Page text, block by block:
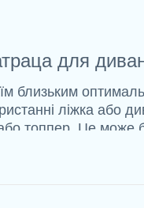
для
близьким
ліжка або
топпер. Це може